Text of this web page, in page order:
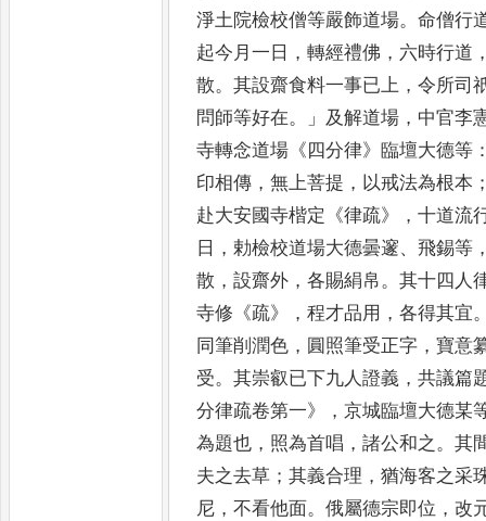
淨土院檢校僧等嚴飾道場。命僧行
起今月一日 ，轉經禮佛 ， 六時行道
散。其設齋食料一事已上 ，令所司
問師等好在。」 及解道場 ， 中官李
寺轉念道場 《 四分律》 臨壇大德等
印相傳 ，無上菩提 ， 以戒法為根本
赴大安國寺楷定 《律疏》，十道流
日 ，勅檢校道場大德曇邃、飛錫等
散 ，設齋外 ，各賜絹帛。其十四人
寺修 《疏》，程才品用 ，各得其宜
同筆削潤色 ， 圓照筆受正字 ，寶意
受。其崇叡已下九人證義 ，共議篇
分律疏卷第一》，京城臨壇大德某
為題也 ， 照為首唱 ，諸公和之。其
夫之去草 ；其義合理 ，猶海客之采
尼 ，不看他面。俄屬德宗即位 ，改